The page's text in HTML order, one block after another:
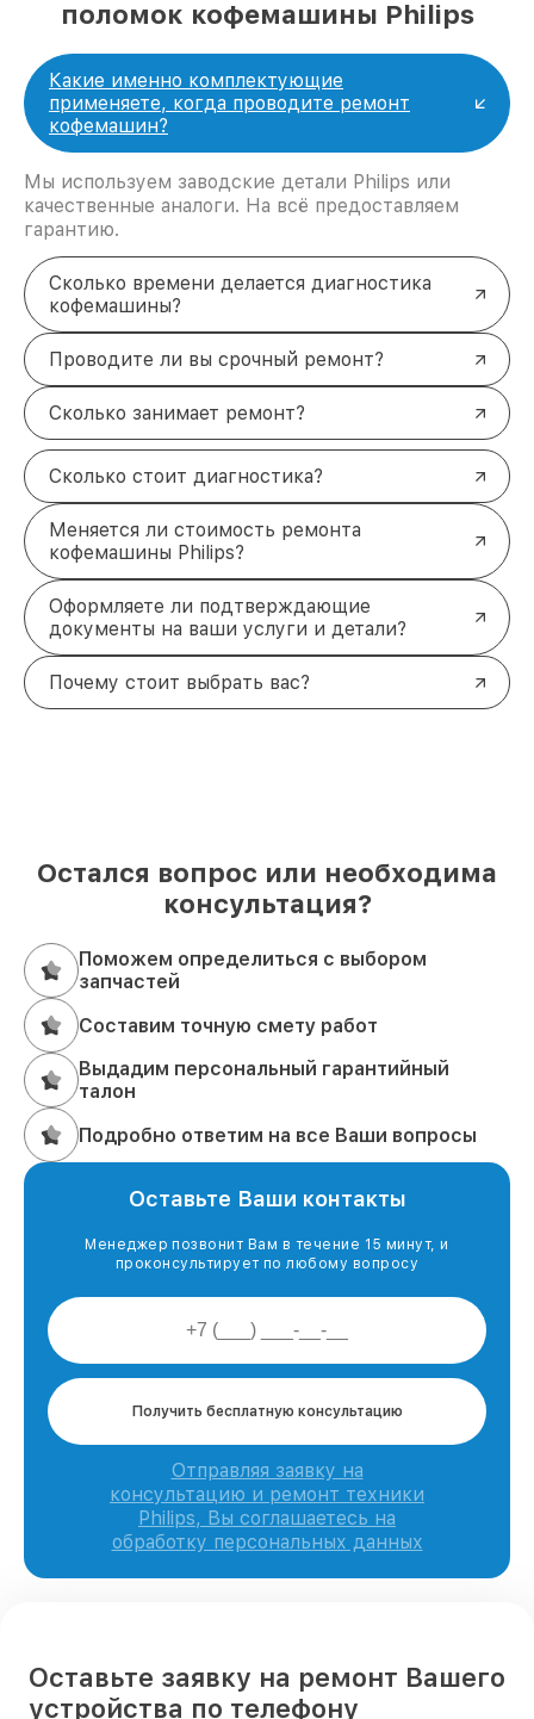
поломок кофемашины Philips
Какие именно комплектующие
применяете, когда проводите ремонт
кофемашин?
Мы используем заводские детали Philips или
качественные аналоги. На всё предоставляем
гарантию.
Сколько времени делается диагностика
кофемашины?
Проводите ли вы срочный ремонт?
Сколько занимает ремонт?
Сколько стоит диагностика?
Меняется ли стоимость ремонта
кофемашины Philips?
Оформляете ли подтверждающие
документы на ваши услуги и детали?
Почему стоит выбрать вас?
Остался вопрос или необходима
консультация?
Поможем определиться с выбором
запчастей
Составим точную смету работ
Выдадим персональный гарантийный
талон
Подробно ответим на все Ваши вопросы
Оставьте Ваши контакты
Менеджер позвонит Вам в течение 15 минут, и
проконсультирует по любому вопросу
Получить бесплатную консультацию
Отправляя заявку на
консультацию и ремонт техники
Philips, Вы соглашаетесь на
обработку персональных данных
Оставьте заявку на ремонт Вашего
устройства по телефону